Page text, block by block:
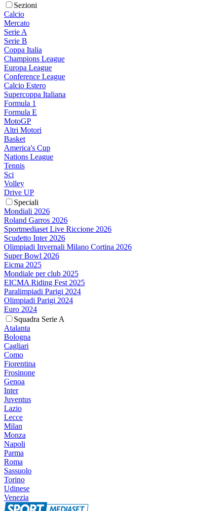
Sezioni
Calcio
Mercato
Serie A
Serie B
Coppa Italia
Champions League
Europa League
Conference League
Calcio Estero
Supercoppa Italiana
Formula 1
Formula E
MotoGP
Altri Motori
Basket
America's Cup
Nations League
Tennis
Sci
Volley
Drive UP
Speciali
Mondiali 2026
Roland Garros 2026
Sportmediaset Live Riccione 2026
Scudetto Inter 2026
Olimpiadi Invernali Milano Cortina 2026
Super Bowl 2026
Eicma 2025
Mondiale per club 2025
EICMA Riding Fest 2025
Paralimpiadi Parigi 2024
Olimpiadi Parigi 2024
Euro 2024
Squadra Serie A
Atalanta
Bologna
Cagliari
Como
Fiorentina
Frosinone
Genoa
Inter
Juventus
Lazio
Lecce
Milan
Monza
Napoli
Parma
Roma
Sassuolo
Torino
Udinese
Venezia